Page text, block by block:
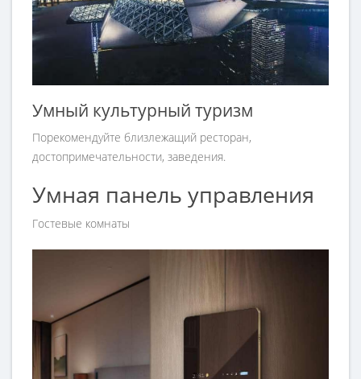
Умный культурный туризм
Порекомендуйте близлежащий ресторан,
достопримечательности, заведения.
Умная панель управления
Гостевые комнаты